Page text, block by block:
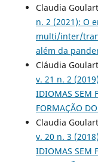
Claudia
n. 2 (2021): O
multi/inter/
além da
Cláudia
v. 21 n. 2
IDIOMAS SEM
FORMAÇÃO
Claudia
v. 20 n. 3
IDIOMAS SEM